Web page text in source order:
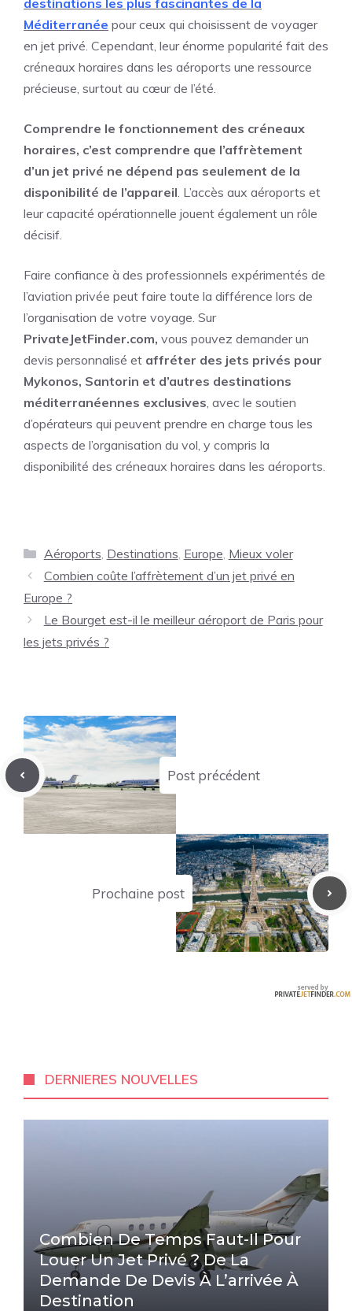
destinations les plus fascinantes de la
Méditerranée pour ceux qui choisissent de voyager
en jet privé. Cependant, leur énorme popularité fait des
créneaux horaires dans les aéroports une ressource
précieuse, surtout au cœur de l’été.
Comprendre le fonctionnement des créneaux
horaires, c’est comprendre que l’affrètement
d’un jet privé ne dépend pas seulement de la
disponibilité de l’appareil. L’accès aux aéroports et
leur capacité opérationnelle jouent également un rôle
décisif.
Faire confiance à des professionnels expérimentés de
l’aviation privée peut faire toute la différence lors de
l’organisation de votre voyage. Sur
PrivateJetFinder.com, vous pouvez demander un
devis personnalisé et affréter des jets privés pour
Mykonos, Santorin et d’autres destinations
méditerranéennes exclusives, avec le soutien
d’opérateurs qui peuvent prendre en charge tous les
aspects de l’organisation du vol, y compris la
disponibilité des créneaux horaires dans les aéroports.
Catégories
Aéroports, Destinations, Europe, Mieux voler
Combien coûte l’affrètement d’un jet privé en
Europe ?
Le Bourget est-il le meilleur aéroport de Paris pour
les jets privés ?
Post précédent
Prochaine post
DERNIERES NOUVELLES
Combien De Temps Faut-Il Pour
Louer Un Jet Privé ? De La
Demande De Devis À L’arrivée À
Destination